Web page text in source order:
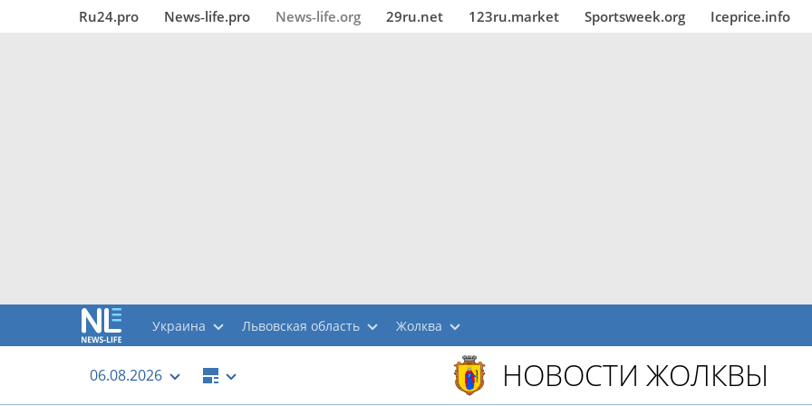
Ru24.pro News‑life.pro News‑life.org 29ru.net 123ru.market Sportsweek.org Iceprice.info
Украина Львовская область Жолква
06.08.2026 НОВОСТИ ЖОЛКВЫ